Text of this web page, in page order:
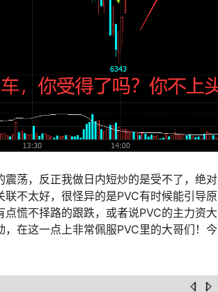
荡，反正我做日内短炒的是受不了，绝
不太好，很怪异的是PVC有时候能引导
慌不择路的跟跌，或者说PVC的主力资
在这一点上非常佩服PVC里的大哥们！